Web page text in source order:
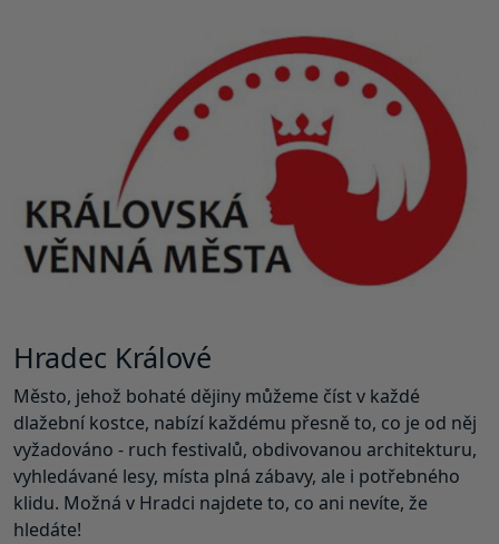
Hradec Králové
Město, jehož bohaté dějiny můžeme číst v každé
dlažební kostce, nabízí každému přesně to, co je od něj
vyžadováno - ruch festivalů, obdivovanou architekturu,
vyhledávané lesy, místa plná zábavy, ale i potřebného
klidu. Možná v Hradci najdete to, co ani nevíte, že
hledáte!